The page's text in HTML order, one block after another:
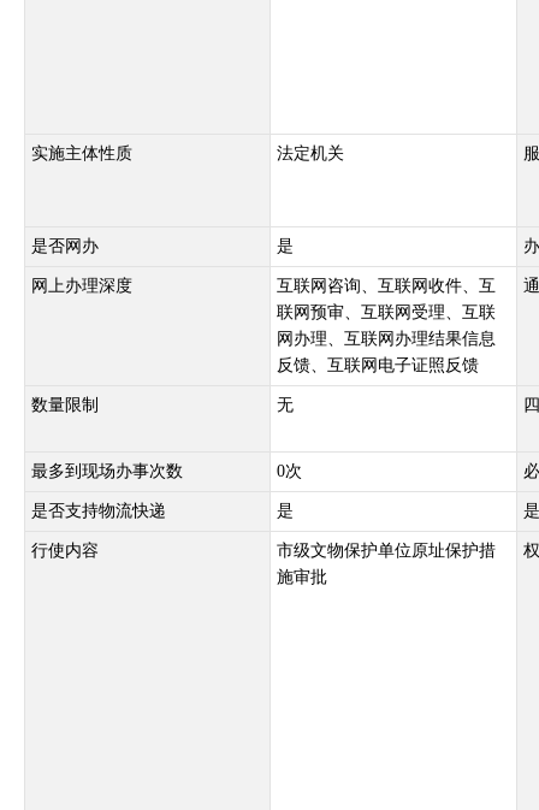
实施主体性质 法定机关
是否网办 是
网上办理深度
互联网咨询、互联网收件、互
联网预审、互联网受理、互联
网办理、互联网办理结果信息
反馈、互联网电子证照反馈
数量限制 无
最多到现场办事次数 0次
是否支持物流快递 是
行使内容
市级文物保护单位原址保护措
施审批